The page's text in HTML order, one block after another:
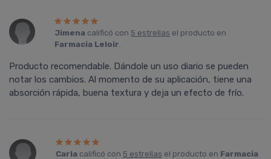
Jimena calificó con 5 estrellas el producto en
Farmacia Leloir.
Producto recomendable. Dándole un uso diario se pueden
notar los cambios. Al momento de su aplicación, tiene una
absorción rápida, buena textura y deja un efecto de frío.
Carla calificó con 5 estrellas el producto en Farmacia